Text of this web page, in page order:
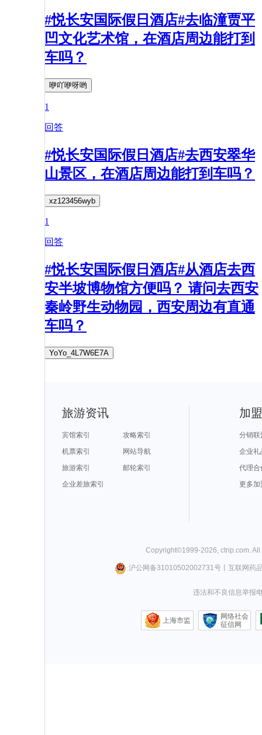
#悦长安国际假日酒店#去临潼贾平
凹文化艺术馆，在酒店周边能打到
车吗？
咿吖咿呀哟
1
回答
#悦长安国际假日酒店#去西安翠华
山景区，在酒店周边能打到车吗？
xz123456wyb
1
回答
#悦长安国际假日酒店#从酒店去西
安半坡博物馆方便吗？ 请问去西安
秦岭野生动物园，西安周边有直通
车吗？
YoYo_4L7W6E7A
旅游资讯
宾馆索引
攻略索引
机票索引
网站导航
旅游索引
邮轮索引
企业差旅索引
加
分销联
企业礼
代理合
更多加
Copyright©1999-2026 ctrip.com .
沪公网备31010502002731号丨 互联网药
违法和不良信息举报
上海市监
网络社会
征信网